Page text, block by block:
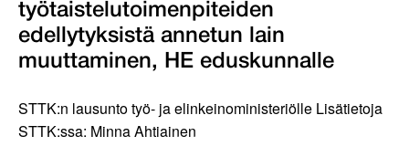
työtaistelutoimenpiteiden
edellytyksistä annetun lain
muuttaminen, HE eduskunnalle
STTK:n lausunto työ- ja elinkeinoministeriölle Lisätietoja
STTK:ssa: Minna Ahtiainen